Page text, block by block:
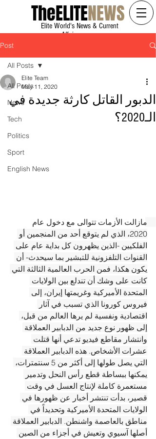
TheELITENEWS
Elite World's News & Current
Affairs
Post
All Posts
News
Tech
Politics
Sport
English News
All Posts
الدبور القاتل كارثة جديدة في
الـ2020؟
Elite Team
May 11, 2020
مازالت الأزمات تتوالى مع دخول عام
2020، الذي لم يتوقع أحد من المنجمين أو
الفلكيين -الذين يظهرون كل بداية عام على
القنوات التلفزونية للتبشير بما سيحدث- أن
يكون هكذا، فمن الحرب العالمية الثالثة التي
كانت على وشك أن تندلع بين الولايات
المتحدة الأميركية وغريمتها إيران، إلى
فيروس كورونا الذي تسبب في آثار
اقتصادية ونفسية لم يرها العالم من قبل،
إلى ظهور نوع جديد من الدبابير العملاقة
وانتشار مقاطع فيديو تدعي أنها قتلت
عشرات الأشخاص. هذه الدبابير العملاقة
التي يصل طولها إلى أكثر من 5 سنتمترات،
يمكنها ببساطة قطع رأس النحل وتدمير
مستعمرة كاملة لإنتاج العسل في وقت
قصير، بدأت تنتشر أخبار عن ظهورها في
الولايات المتحدة الأميركية وتحديداً في
مناطق بالعاصمة واشنطن. الدبابير العملاقة
أصلها آسيوي وتعيش في أجزاء من الصين